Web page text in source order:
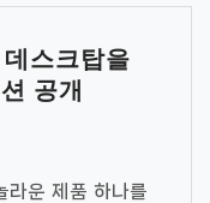
스크탑을
공개
라운 제품 하나를